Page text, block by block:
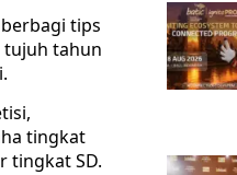
tips
tujuh tahun
tingkat
tingkat SD.